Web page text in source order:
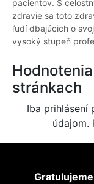
pacientov. S
zdravie sa toto
ľudí dbajúcich o
vysoký stupeň
stránkach
Iba prihlásení
údajom.